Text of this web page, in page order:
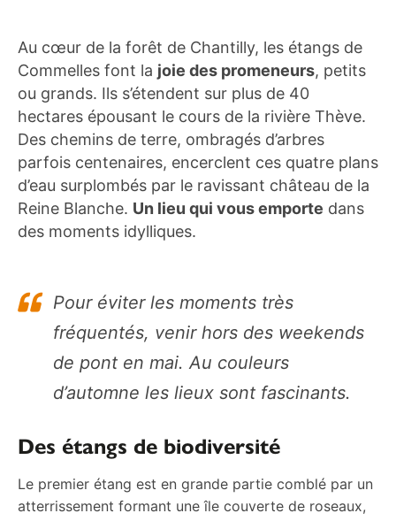
Au cœur de la forêt de Chantilly, les étangs de
Commelles font la joie des promeneurs, petits
ou grands. Ils s’étendent sur plus de 40
hectares épousant le cours de la rivière Thève.
Des chemins de terre, ombragés d’arbres
parfois centenaires, encerclent ces quatre plans
d’eau surplombés par le ravissant château de la
Reine Blanche. Un lieu qui vous emporte dans
des moments idylliques.
Pour éviter les moments très
fréquentés, venir hors des weekends
de pont en mai. Au couleurs
d’automne les lieux sont fascinants.
Des étangs de biodiversité
Le premier étang est en grande partie comblé par un
atterrissement formant une île couverte de roseaux,